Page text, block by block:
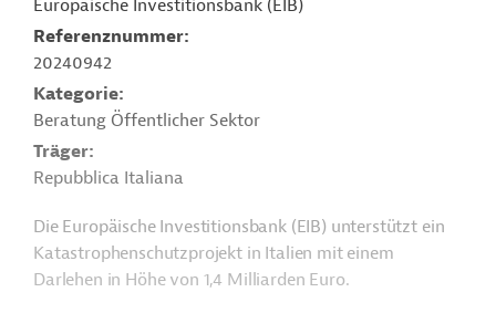
Europäische Investitionsbank (EIB)
Referenznummer
20240942
Kategorie
Beratung Öffentlicher Sektor
Träger
Repubblica Italiana
Die Europäische Investitionsbank (EIB) unterstützt ein
Katastrophenschutzprojekt in Italien mit einem
Darlehen in Höhe von 1,4 Milliarden Euro.